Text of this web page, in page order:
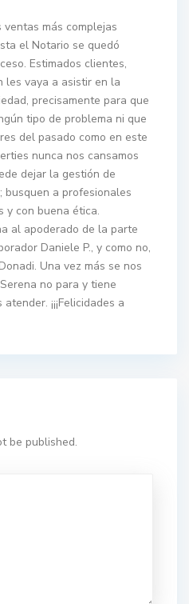
más complejas
el Notario se quedó
Estimados clientes,
les vaya a asistir en la
precisamente para que
tipo de problema ni que
del pasado como en este
nunca nos cansamos
dejar la gestión de
busquen a profesionales
y con buena ética.
al apoderado de la parte
Daniele P., y como no,
Una vez más se nos
no para y tiene
¡¡¡Felicidades a
be published.